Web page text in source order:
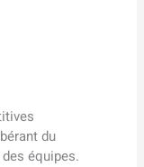
du
équipes.